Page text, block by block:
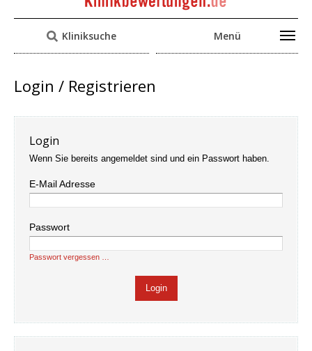
Kliniksuche Menü
Login / Registrieren
Login
Wenn Sie bereits angemeldet sind und ein Passwort haben.
E-Mail Adresse
Passwort
Passwort vergessen …